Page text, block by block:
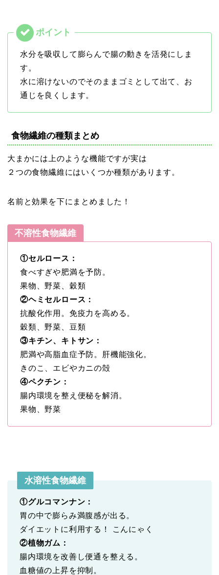
水分を吸収して膨らんで腸の動きを活発にしま
す。
水に溶けないのでそのままゴミとして出て、お
通じを良くします。
食物繊維の種類まとめ
大まかには上のような機能ですが実は
２つの食物繊維にはいくつか種類があります。
名前と効果を下にまとめました！
不溶性食物繊維
①セルロース：
食べすぎや肥満を予防。
果物、野菜、穀類
②ヘミセルロース：
抗酸化作用。免疫力を高める。
穀類、野菜、豆類
③キチン、キトサン：
肥満や高脂血症予防。肝機能強化。
きのこ、エビやカニの殻
④ペクチン：
腸内環境を整え便秘を解消。
果物、野菜
水溶性食物繊維
①グルコマンナン：
胃の中で膨らみ満腹感が出る。
ダイエットに利用する！ こんにゃく
②植物ガム：
腸内環境を改善し便通を整える。
血糖値の上昇を抑制。